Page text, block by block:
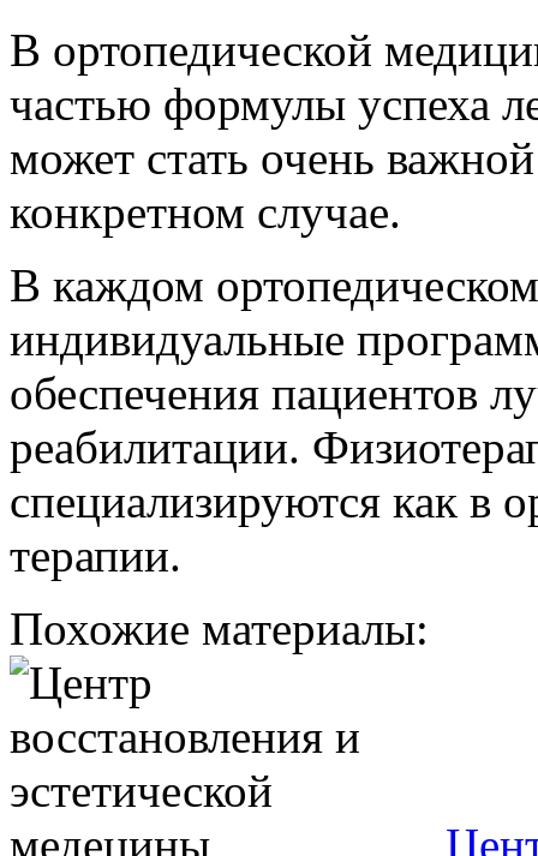
В ортопедической
частью формулы успеха
может стать очень
конкретном случае.
В каждом
индивидуальные
обеспечения пациентов
реабилитации.
специализируются как в
терапии.
Похожие материалы: